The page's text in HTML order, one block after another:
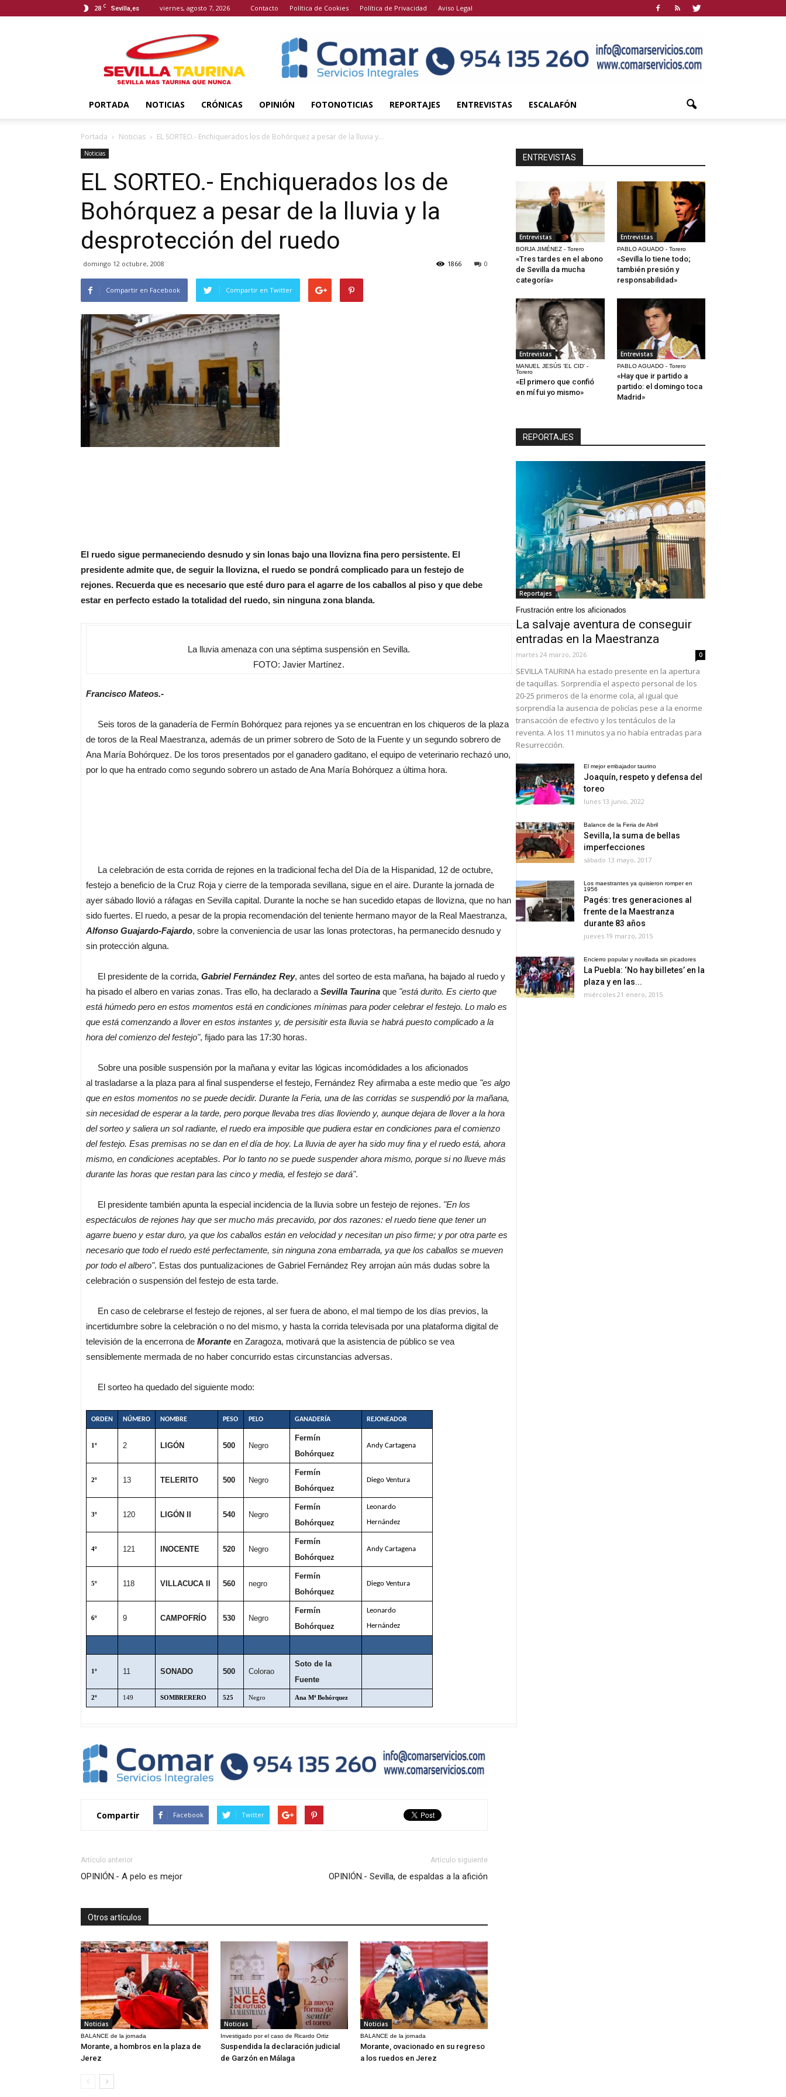
28 C Sevilla,es viernes, agosto 7, 2026 Contacto Política de Cookies Política de Privacidad Aviso Legal
Taurina
PORTADA NOTICIAS CRÓNICAS OPINIÓN FOTONOTICIAS REPORTAJES ENTREVISTAS ESCALAFÓN
Portada Noticias EL SORTEO.- Enchiquerados los de Bohórquez a pesar de la lluvia y...
Noticias
EL SORTEO.- Enchiquerados los de
Bohórquez a pesar de la lluvia y la
desprotección del ruedo
domingo 12 octubre, 2008 0
1866
Compartir en Facebook Compartir en Twitter
El ruedo sigue permaneciendo desnudo y sin lonas bajo una llovizna fina pero persistente. El
presidente admite que, de seguir la llovizna, el ruedo se pondrá complicado para un festejo de
rejones. Recuerda que es necesario que esté duro para el agarre de los caballos al piso y que debe
estar en perfecto estado la totalidad del ruedo, sin ninguna zona blanda.
La lluvia amenaza con una séptima suspensión en Sevilla.
FOTO: Javier Martínez.
Francisco Mateos.-
Seis toros de la ganadería de Fermín Bohórquez para rejones ya se encuentran en los chiqueros de la plaza
de toros de la Real Maestranza, además de un primer sobrero de Soto de la Fuente y un segundo sobrero de
Ana María Bohórquez. De los toros presentados por el ganadero gaditano, el equipo de veterinario rechazó uno,
por lo que ha entrado como segundo sobrero un astado de Ana María Bohórquez a última hora.
La celebración de esta corrida de rejones en la tradicional fecha del Día de la Hispanidad, 12 de octubre,
festejo a beneficio de la Cruz Roja y cierre de la temporada sevillana, sigue en el aire. Durante la jornada de
ayer sábado llovió a ráfagas en Sevilla capital. Durante la noche se han sucedido etapas de llovizna, que no han
sido fuertes. El ruedo, a pesar de la propia recomendación del teniente hermano mayor de la Real Maestranza,
Alfonso Guajardo-Fajardo, sobre la conveniencia de usar las lonas protectoras, ha permanecido desnudo y
sin protección alguna.
El presidente de la corrida, Gabriel Fernández Rey, antes del sorteo de esta mañana, ha bajado al ruedo y
ha pisado el albero en varias zonas. Tras ello, ha declarado a Sevilla Taurina que "está durito. Es cierto que
está húmedo pero en estos momentos está en condiciones mínimas para poder celebrar el festejo. Lo malo es
que está comenzando a llover en estos instantes y, de persisitir esta lluvia se habrá puesto complicado a la
hora del comienzo del festejo", fijado para las 17:30 horas.
Sobre una posible suspensión por la mañana y evitar las lógicas incomódidades a los aficionados
al trasladarse a la plaza para al final suspenderse el festejo, Fernández Rey afirmaba a este medio que "es algo
que en estos momentos no se puede decidir. Durante la Feria, una de las corridas se suspendió por la mañana,
sin necesidad de esperar a la tarde, pero porque llevaba tres días lloviendo y, aunque dejara de llover a la hora
del sorteo y saliera un sol radiante, el ruedo era imposible que pudiera estar en condiciones para el comienzo
del festejo. Esas premisas no se dan en el día de hoy. La lluvia de ayer ha sido muy fina y el ruedo está, ahora
mismo, en condiciones aceptables. Por lo tanto no se puede suspender ahora mismo, porque si no llueve más
durante las horas que restan para las cinco y media, el festejo se dará".
El presidente también apunta la especial incidencia de la lluvia sobre un festejo de rejones. "En los
espectáculos de rejones hay que ser mucho más precavido, por dos razones: el ruedo tiene que tener un
agarre bueno y estar duro, ya que los caballos están en velocidad y necesitan un piso firme; y por otra parte es
necesario que todo el ruedo esté perfectamente, sin ninguna zona embarrada, ya que los caballos se mueven
por todo el albero". Estas dos puntualizaciones de Gabriel Fernández Rey arrojan aún más dudas sobre la
celebración o suspensión del festejo de esta tarde.
En caso de celebrarse el festejo de rejones, al ser fuera de abono, el mal tiempo de los días previos, la
incertidumbre sobre la celebración o no del mismo, y hasta la corrida televisada por una plataforma digital de
televisión de la encerrona de Morante en Zaragoza, motivará que la asistencia de público se vea
sensiblemente mermada de no haber concurrido estas circunstancias adversas.
El sorteo ha quedado del siguiente modo:
ORDEN NÚMERO NOMBRE PESO PELO GANADERÍA REJONEADOR
1º 2 LIGÓN 500 Negro
Fermín
Bohórquez
Andy Cartagena
2º 13 TELERITO 500 Negro
Fermín
Bohórquez
Diego Ventura
3º 120 LIGÓN II 540 Negro
Fermín
Bohórquez
Leonardo
Hernández
4º 121 INOCENTE 520 Negro
Fermín
Bohórquez
Andy Cartagena
5º 118 VILLACUCA II 560 negro
Fermín
Bohórquez
Diego Ventura
6º 9 CAMPOFRÍO 530 Negro
Fermín
Bohórquez
Leonardo
Hernández
1º 11 SONADO 500 Colorao
Soto de la
Fuente
2º 149 SOMBRERERO 525 Negro Ana Mª Bohórquez
Compartir Facebook Twitter
Artículo anterior
OPINIÓN.- A pelo es mejor
Artículo siguiente
OPINIÓN.- Sevilla, de espaldas a la afición
Otros artículos
Noticias
BALANCE de la jornada
Morante, a hombros en la plaza de
Jerez
Noticias
Investigado por el caso de Ricardo Ortiz
Suspendida la declaración judicial
de Garzón en Málaga
Noticias
BALANCE de la jornada
Morante, ovacionado en su regreso
a los ruedos en Jerez
ENTREVISTAS
Entrevistas
BORJA JIMÉNEZ - Torero
«Tres tardes en el abono
de Sevilla da mucha
categoría»
Entrevistas
PABLO AGUADO - Torero
«Sevilla lo tiene todo;
también presión y
responsabilidad»
Entrevistas
MANUEL JESÚS 'EL CID' -
Torero
«El primero que confió
en mí fui yo mismo»
Entrevistas
PABLO AGUADO - Torero
«Hay que ir partido a
partido: el domingo toca
Madrid»
REPORTAJES
Reportajes
Frustración entre los aficionados
La salvaje aventura de conseguir
entradas en la Maestranza
martes 24 marzo, 2026 0
SEVILLA TAURINA ha estado presente en la apertura
de taquillas. Sorprendía el aspecto personal de los
20-25 primeros de la enorme cola, al igual que
sorprendía la ausencia de policías pese a la enorme
transacción de efectivo y los tentáculos de la
reventa. A los 11 minutos ya no había entradas para
Resurrección.
El mejor embajador taurino
Joaquín, respeto y defensa del
toreo
lunes 13 junio, 2022
Balance de la Feria de Abril
Sevilla, la suma de bellas
imperfecciones
sábado 13 mayo, 2017
Los maestrantes ya quisieron romper en
1956
Pagés: tres generaciones al
frente de la Maestranza
durante 83 años
jueves 19 marzo, 2015
Encierro popular y novillada sin picadores
La Puebla: ‘No hay billetes’ en la
plaza y en las...
miércoles 21 enero, 2015